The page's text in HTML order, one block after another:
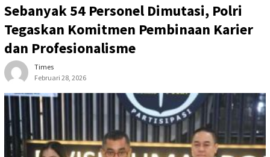
Sebanyak 54 Personel Dimutasi, Polri
Tegaskan Komitmen Pembinaan Karier
dan Profesionalisme
Times
Februari 28, 2026